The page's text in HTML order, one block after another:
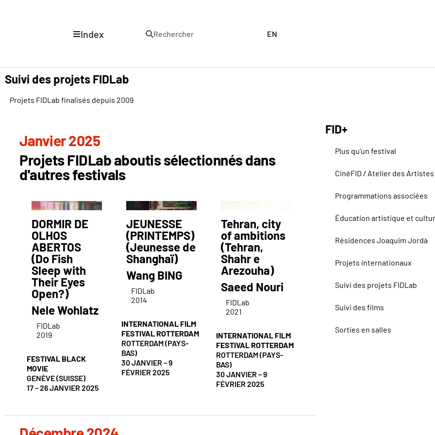
Rechercher EN
Index
Suivi des projets FIDLab
Projets FIDLab finalisés depuis 2009
Janvier 2025
Projets FIDLab aboutis sélectionnés dans
d'autres festivals
DORMIR DE
OLHOS
ABERTOS
(Do Fish
Sleep with
Their Eyes
Open?)
Nele Wohlatz
FIDLab
2019
FESTIVAL BLACK
MOVIE
GENÈVE (SUISSE)
17 – 26 JANVIER 2025
JEUNESSE
(PRINTEMPS)
(Jeunesse de
Shanghaï)
Wang BING
FIDLab
2014
INTERNATIONAL FILM
FESTIVAL ROTTERDAM
ROTTERDAM (PAYS-
BAS)
30 JANVIER – 9
FÉVRIER 2025
Tehran, city
of ambitions
(Tehran,
Shahr e
Arezouha)
Saeed Nouri
FIDLab
2021
INTERNATIONAL FILM
FESTIVAL ROTTERDAM
ROTTERDAM (PAYS-
BAS)
30 JANVIER – 9
FÉVRIER 2025
FID+
Plus qu’un festival
CinéFID / Atelier des Artistes
Programmations associées
Éducation artistique et
Résidences Joaquim Jordà
Projets internationaux
Suivi des projets FIDLab
Suivi des films
Sorties en salles